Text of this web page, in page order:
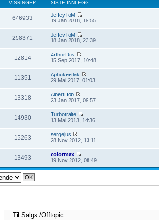
VISNINGER SISTE INNLEGG
646933
JeffeyToM
19 Jan 2018, 19:55
258371
JeffeyToM
18 Jan 2018, 23:39
12814
ArthurDus
15 Sep 2017, 10:48
11351
Aphukeetlak
29 Mai 2017, 01:03
13318
AlbertHob
23 Jan 2017, 09:57
14930
Turbotralte
13 Mai 2013, 14:36
15263
sergejus
28 Nov 2012, 13:11
13493
colormax
19 Nov 2012, 08:49